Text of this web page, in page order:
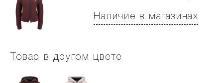
Наличие в магазинах
Товар в другом цвете